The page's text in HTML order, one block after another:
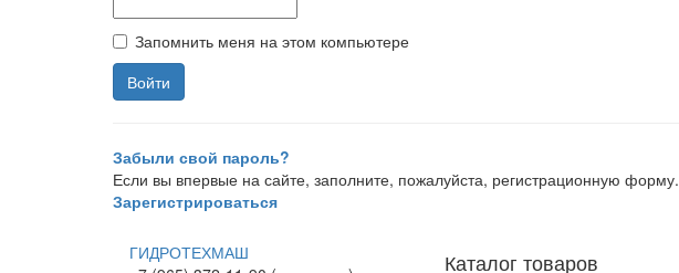
Запомнить меня на этом компьютере
Забыли свой пароль?
Если вы впервые на сайте, заполните, пожалуйста, регистрационную форму.
Зарегистрироваться
Каталог товаров
ГИДРОТЕХМАШ